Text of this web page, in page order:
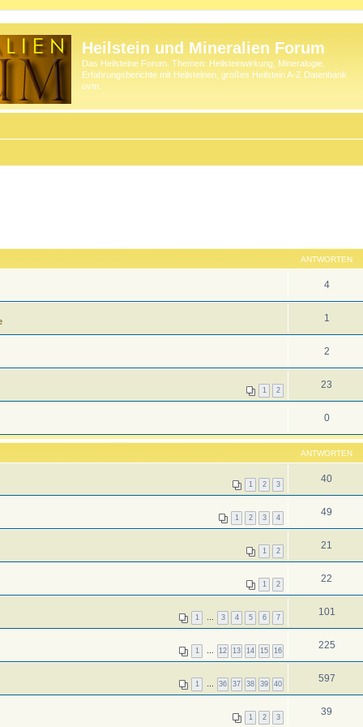
Heilstein und Mineralien Forum
Das Heilsteine Forum. Themen: Heilsteinwirkung, Mineralogie,
Erfahrungsberichte mit Heilsteinen, großes Heilstein A-Z Datenbank
uvm.
ANTWORTEN
4
1
2
1 2 23
0
ANTWORTEN
1 2 3 40
1 2 3 4 49
1 2 21
1 2 22
1 3 4 5 6 7 101
1 12 13 14 15 16 225
1 36 37 38 39 40 597
1 2 3 39